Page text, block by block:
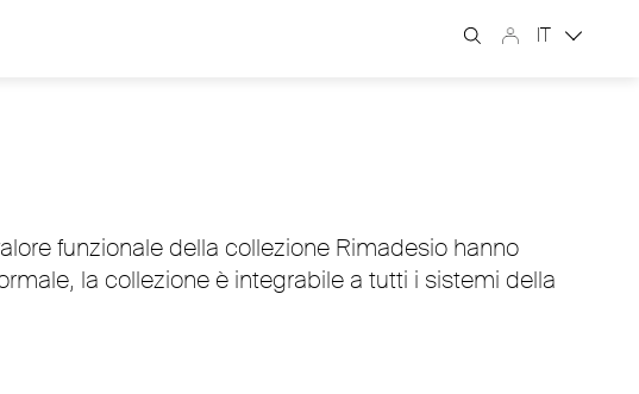
IT
funzionale della collezione Rimadesio hanno
la collezione è integrabile a tutti i sistemi della